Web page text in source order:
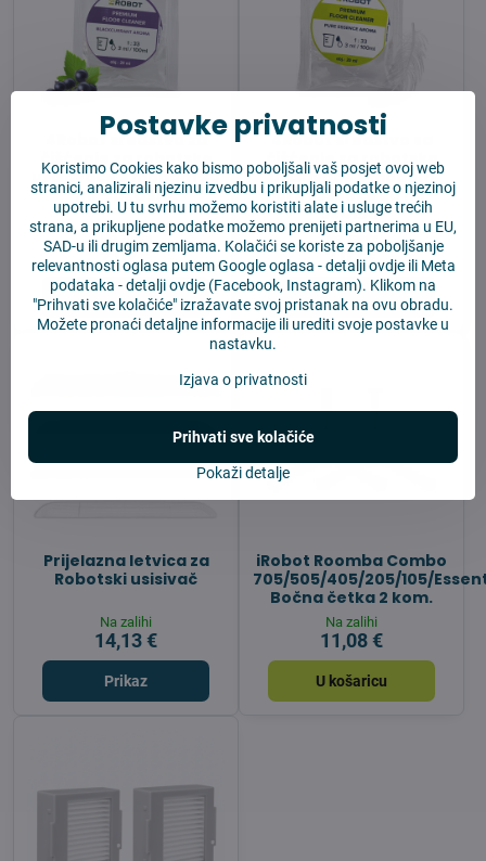
4Robot sredstvo za
čišćenje za robotske
usisavače s mopom 20
ml – UZORAK
Na zalihi
2,02 €
U košaricu
4Robot sredstvo za
čišćenje za robotske
usisavače s mopom
Pure Essence 20 ml –
UZORAK
Na zalihi
2,02 €
U košaricu
Prijelazna letvica za
Robotski usisivač
Na zalihi
14,13 €
Prikaz
iRobot Roomba Combo
705/505/405/205/105/
Bočna četka 2 kom.
Na zalihi
11,08 €
U košaricu
Postavke privatnosti
Koristimo Cookies kako bismo poboljšali vaš posjet ovoj web
stranici, analizirali njezinu izvedbu i prikupljali podatke o njezinoj
upotrebi. U tu svrhu možemo koristiti alate i usluge trećih
strana, a prikupljene podatke možemo prenijeti partnerima u EU,
SAD-u ili drugim zemljama. Kolačići se koriste za poboljšanje
relevantnosti oglasa putem Google oglasa -detalji ovdjeili Meta
podataka -detalji ovdje (Facebook, Instagram). Klikom na
"Prihvati sve kolačiće" izražavate svoj pristanak na ovu obradu.
Možete pronaći detaljne informacije ili urediti svoje postavke u
nastavku.
Izjava o privatnosti
Pokaži detalje
Prihvati sve kolačiće